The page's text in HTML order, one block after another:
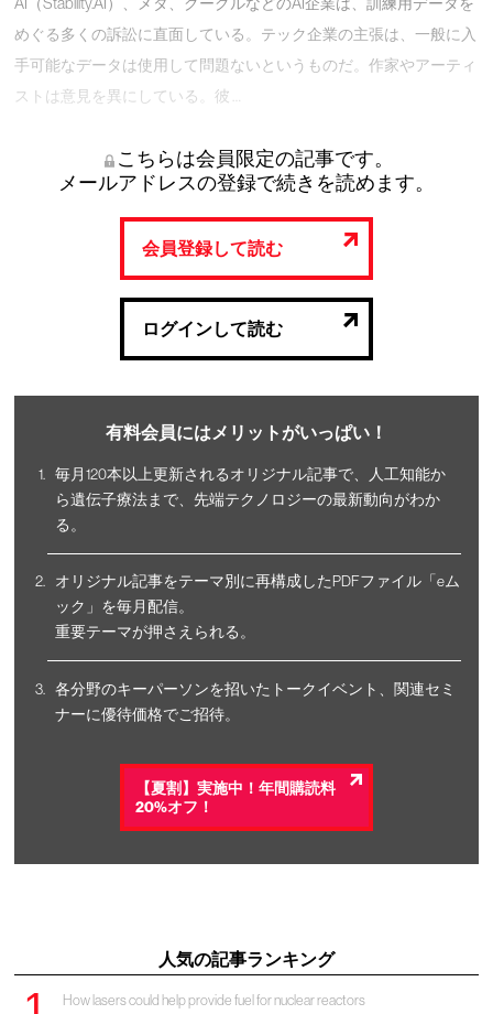
めぐる多くの訴訟に直面している。テック企業の主張は、一般に入
手可能なデータは使用して問題ないというものだ。作家やアーティ
ストは意見を異にしている。彼 …
こちらは会員限定の記事です。
メールアドレスの登録で続きを読めます。
会員登録して読む
ログインして読む
有料会員にはメリットがいっぱい！
毎月120本以上更新されるオリジナル記事で、人工知能か
ら遺伝子療法まで、先端テクノロジーの最新動向がわか
る。
オリジナル記事をテーマ別に再構成したPDFファイル「eム
ック」を毎月配信。
重要テーマが押さえられる。
各分野のキーパーソンを招いたトークイベント、関連セミ
ナーに優待価格でご招待。
【夏割】実施中！年間購読料
20%オフ！
人気の記事ランキング
How lasers could help provide fuel for nuclear reactors